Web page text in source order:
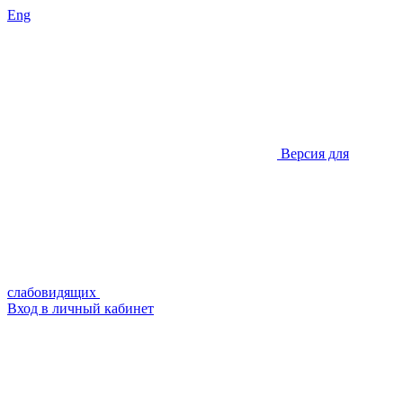
Eng
Версия для
слабовидящих
Вход в личный кабинет